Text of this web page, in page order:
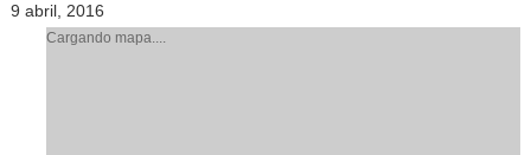
9 abril, 2016
Cargando mapa....